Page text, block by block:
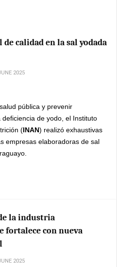
calidad en la sal yodada
2025
pública y prevenir
de yodo, el Instituto
(INAN) realizó exhaustivas
empresas elaboradoras de sal
la industria
fortalece con nueva
2025